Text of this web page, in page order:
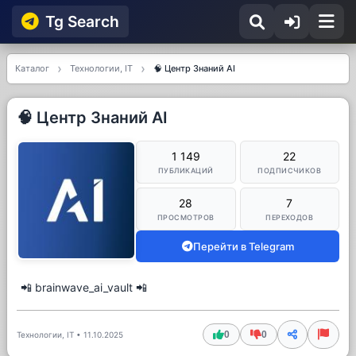
Tg Searсh
Каталог Технологии, IT 🧠 Центр Знаний AI
🧠 Центр Знаний AI
1 149
ПУБЛИКАЦИЙ
22
ПОДПИСЧИКОВ
28
ПРОСМОТРОВ
7
ПЕРЕХОДОВ
Перейти в Telegram
📲 brainwave_ai_vault 📲
Технологии, IT • 11.10.2025 0 0